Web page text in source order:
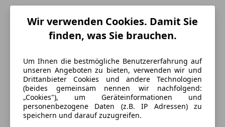
Energieverbrauch
Wir verwenden Cookies. Damit Sie
finden, was Sie brauchen.
Um Ihnen die bestmögliche Benutzererfahrung auf
unseren Angeboten zu bieten, verwenden wir und
Drittanbieter Cookies und andere Technologien
(beides gemeinsam nennen wir nachfolgend:
„Cookies"), um Geräteinformationen und
personenbezogene Daten (z.B. IP Adressen) zu
speichern und darauf zuzugreifen.